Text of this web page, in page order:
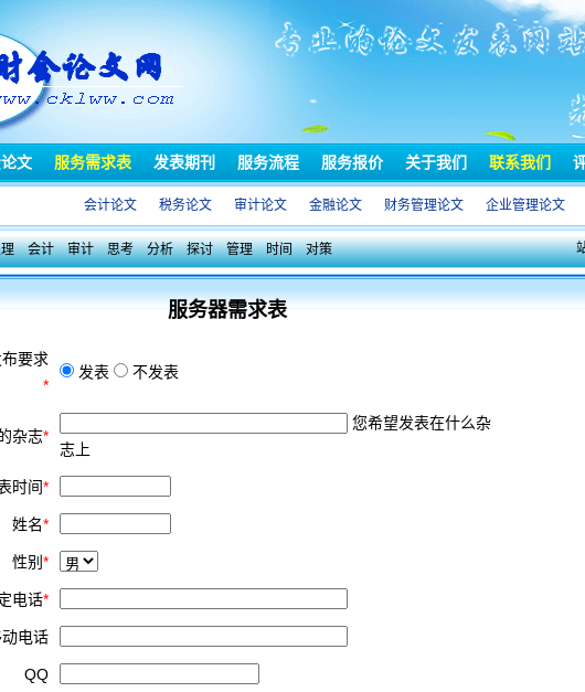
文 服务需求表 发表期刊 服务流程 服务报价 关于我们 联系我们
会计论文 税务论文 审计论文 金融论文 财务管理论文 企业管理论文
会计 审计 思考 分析 探讨 管理 时间 对策
服务器需求表
要求
*
发表 不发表
杂志*
您希望发表在什么杂
志上
时间*
姓名*
性别 *
电话*
电话
QQ